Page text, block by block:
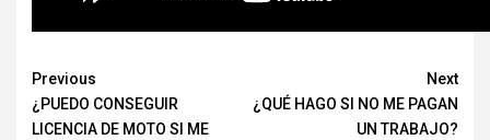
Continue
Reading
Previous
¿PUEDO CONSEGUIR
LICENCIA DE MOTO SI ME
Next
¿QUÉ HAGO SI NO ME PAGAN
UN TRABAJO?